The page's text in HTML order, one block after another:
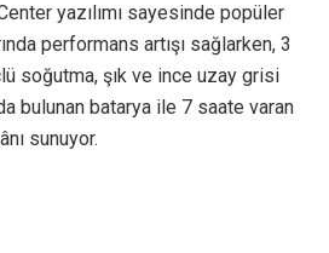
yazılımı sayesinde popüler
performans artışı sağlarken, 3
soğutma, şık ve ince uzay grisi
bulunan batarya ile 7 saate varan
sunuyor.